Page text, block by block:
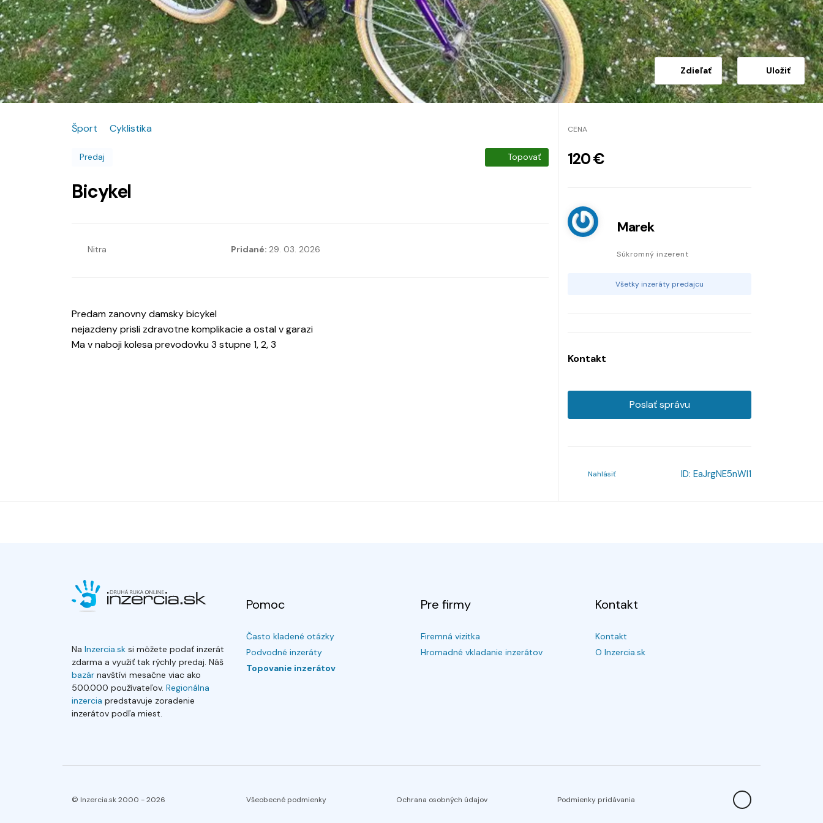
Zdieľať Uložiť
Šport Cyklistika
Predaj Topovať
Bicykel
Nitra Pridané: 29. 03. 2026
Predam zanovny damsky bicykel
nejazdeny prisli zdravotne komplikacie a ostal v garazi
Ma v naboji kolesa prevodovku 3 stupne 1, 2, 3
CENA
120 €
Marek
Súkromný inzerent
Všetky inzeráty predajcu
Kontakt
Poslať správu
Nahlásiť ID: EaJrgNE5nWl1
Na Inzercia.sk si môžete podať inzerát
zdarma a využiť tak rýchly predaj. Náš
bazár navštívi mesačne viac ako
500.000 používateľov. Regionálna
inzercia predstavuje zoradenie
inzerátov podľa miest.
Pomoc
Často kladené otázky
Podvodné inzeráty
Topovanie inzerátov
Pre firmy
Firemná vizitka
Hromadné vkladanie inzerátov
Kontakt
Kontakt
O Inzercia.sk
© Inzercia.sk 2000 -2026 Všeobecné podmienky Ochrana osobných údajov Podmienky pridávania